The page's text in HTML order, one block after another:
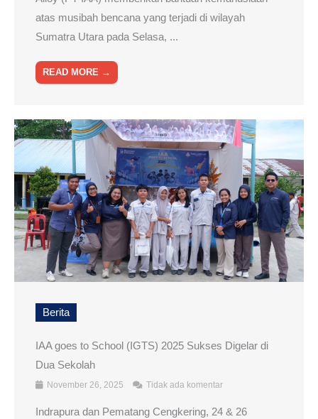
atas musibah bencana yang terjadi di wilayah
Sumatra Utara pada Selasa, ...
READ MORE →
Berita
IAA goes to School (IGTS) 2025 Sukses Digelar di
Dua Sekolah
November 26, 2025 Tidak ada komentar
Indrapura dan Pematang Cengkering, 24 & 26